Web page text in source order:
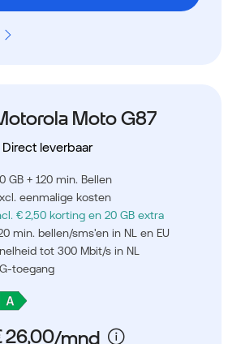
Moto G87
Direct leverbaar
GB + 120 min. Bellen
eenmalige kosten
€ 2,50 korting en 20 GB extra
min. bellen/sms'en in NL en EU
tot 300 Mbit/s in NL
toegang